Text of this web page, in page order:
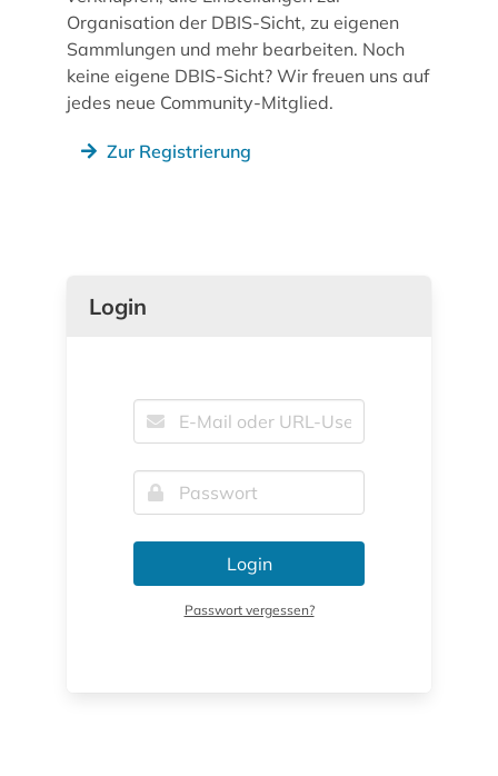
Organisation der DBIS-Sicht, zu eigenen
Sammlungen und mehr bearbeiten. Noch
keine eigene DBIS-Sicht? Wir freuen uns auf
jedes neue Community-Mitglied.
Zur Registrierung
Login
Login
Passwort vergessen?